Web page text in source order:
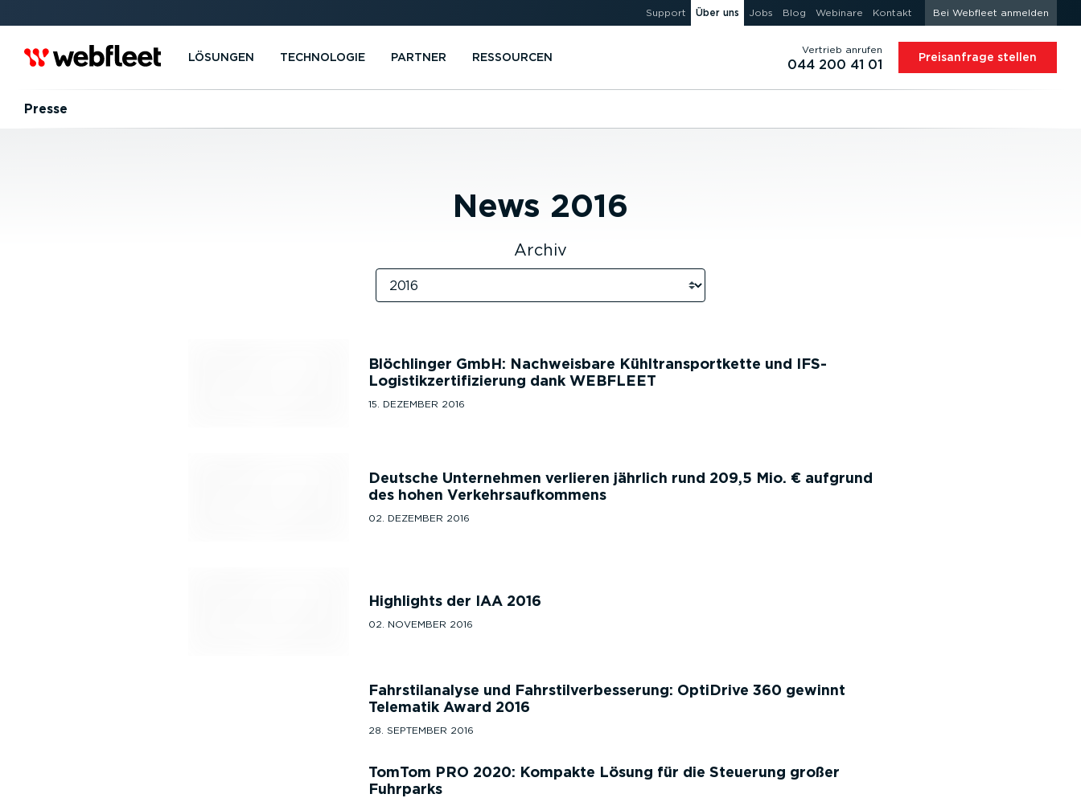
Support Über uns Jobs Blog Webinare Kontakt Bei Webfleet anmelden
LÖSUNGEN TECHNOLOGIE PARTNER RESSOURCEN
Vertrieb anrufen
044 200 41 01 Preis­an­frage stellen
Presse
News 2016
Archiv
Blöchlinger GmbH: Nachweisbare Kühltransportkette und IFS-
Logistikzertifizierung dank WEBFLEET
15. DEZEMBER 2016
Deutsche Unternehmen verlieren jährlich rund 209,5 Mio. € aufgrund
des hohen Verkehrsaufkommens
02. DEZEMBER 2016
Highlights der IAA 2016
02. NOVEMBER 2016
Fahrstilanalyse und Fahrstilverbesserung: OptiDrive 360 gewinnt
Telematik Award 2016
28. SEPTEMBER 2016
TomTom PRO 2020: Kompakte Lösung für die Steuerung großer
Fuhrparks